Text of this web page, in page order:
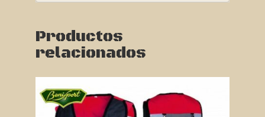
Productos
relacionados